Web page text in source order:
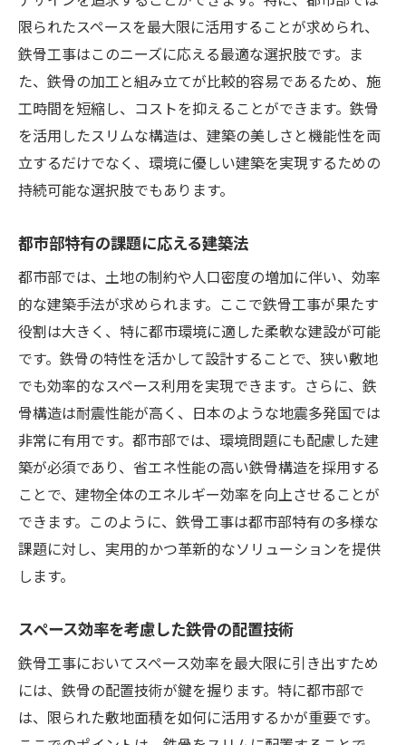
限られたスペースを最大限に活用することが求められ、
鉄骨工事はこのニーズに応える最適な選択肢です。ま
た、鉄骨の加工と組み立てが比較的容易であるため、施
工時間を短縮し、コストを抑えることができます。鉄骨
を活用したスリムな構造は、建築の美しさと機能性を両
立するだけでなく、環境に優しい建築を実現するための
持続可能な選択肢でもあります。
都市部特有の課題に応える建築法
都市部では、土地の制約や人口密度の増加に伴い、効率
的な建築手法が求められます。ここで鉄骨工事が果たす
役割は大きく、特に都市環境に適した柔軟な建設が可能
です。鉄骨の特性を活かして設計することで、狭い敷地
でも効率的なスペース利用を実現できます。さらに、鉄
骨構造は耐震性能が高く、日本のような地震多発国では
非常に有用です。都市部では、環境問題にも配慮した建
築が必須であり、省エネ性能の高い鉄骨構造を採用する
ことで、建物全体のエネルギー効率を向上させることが
できます。このように、鉄骨工事は都市部特有の多様な
課題に対し、実用的かつ革新的なソリューションを提供
します。
スペース効率を考慮した鉄骨の配置技術
鉄骨工事においてスペース効率を最大限に引き出すため
には、鉄骨の配置技術が鍵を握ります。特に都市部で
は、限られた敷地面積を如何に活用するかが重要です。